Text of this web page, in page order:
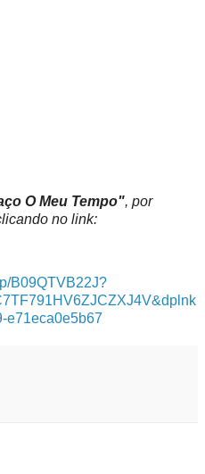
O Meu Tempo", por
no link:
B09QTVB22J?
e71eca0e5b67